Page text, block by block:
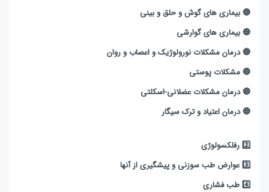
🔵 بیماری های گوش و حلق و بینی
🔵 بیماری های گوارشی
🔵 درمان مشکلات نورولوژیک و اعصاب و روان
🔵 مشکلات پوستی
🔵 درمان مشکلات عضلانی-اسکلتی
🔵 درمان اعتیاد و ترک سیگار
2️⃣ رفلکسولوژی
3️⃣ عوارض طب سوزنی و پیشگیری از آنها
4️⃣ طب فشاری